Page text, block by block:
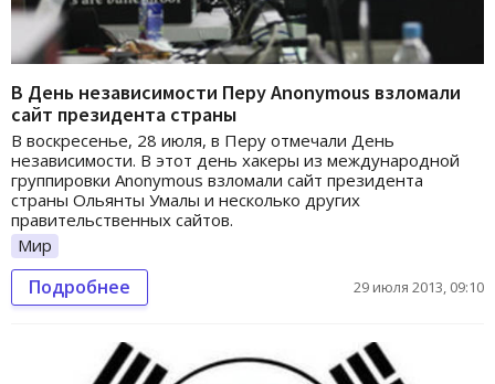
В День независимости Перу Anonymous взломали
сайт президента страны
В воскресенье, 28 июля, в Перу отмечали День
независимости. В этот день хакеры из международной
группировки Anonymous взломали сайт президента
страны Ольянты Умалы и несколько других
правительственных сайтов.
Мир
Подробнее 29 июля 2013, 09:10